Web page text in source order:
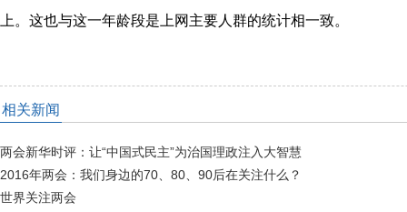
上。这也与这一年龄段是上网主要人群的统计相一致。
相关新闻
两会新华时评：让“中国式民主”为治国理政注入大智慧
2016年两会：我们身边的70、80、90后在关注什么？
世界关注两会